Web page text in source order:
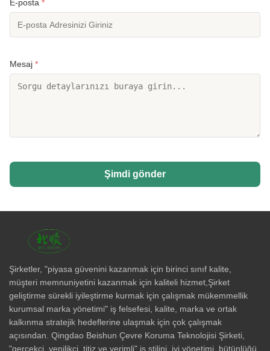
E-posta *
Mesaj *
Şimdi gönder
Şirketler, "piyasa güvenini kazanmak için birinci sınıf kalite,
müşteri memnuniyetini kazanmak için kaliteli hizmet,Şirket
geliştirme sürekli iyileştirme kurmak için çalışmak mükemmellik
kurumsal marka yönetimi" iş felsefesi, kalite, marka ve ortak
kalkınma stratejik hedeflerine ulaşmak için çok çalışmak
açısından. Qingdao Beishun Çevre Koruma Teknolojisi Şirketi,
"gerçekçi, yenilikçi, titiz ve verimli" iş stilini, iyi yönetimi, bütünlüğü